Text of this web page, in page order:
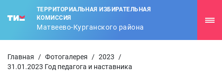
ТЕРРИТОРИАЛЬНАЯ ИЗБИРАТЕЛЬНАЯ
КОМИССИЯ
Матвеево-Курганского района
Главная / Фотогалерея / 2023
/
31.01.2023 Год педагога и наставника